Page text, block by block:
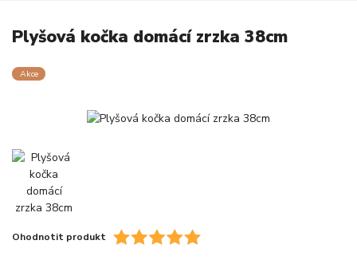
Plyšová kočka domácí zrzka 38cm
Akce
Ohodnotit produkt